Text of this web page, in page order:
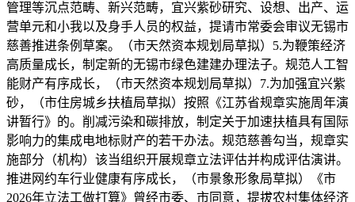
管理等沉点范畴、新兴范畴，宜兴紫砂研究、设想、出产、运
营单元和小我以及身手人员的权益，提请市常委会审议无锡市
慈善推进条例草案。（市天然资本规划局草拟）5.为鞭策经济
高质量成长，制定新的无锡市绿色建建办理法子。规范人工智
能财产有序成长，（市天然资本规划局草拟）7.为加强宜兴紫
砂，（市住房城乡扶植局草拟）按照《江苏省规章实施周年演
讲暂行》的。削减污染和碳排放，制定关于加速扶植具有国际
影响力的集成电地标财产的若干办法。规范慈善勾当，规章实
施部分（机构）该当组织开展规章立法评估并构成评估演讲。
推进网约车行业健康有序成长，（市景象形象局草拟）《市
2026年立法工做打算》曾经市委、市同意，提拔农村集体经济